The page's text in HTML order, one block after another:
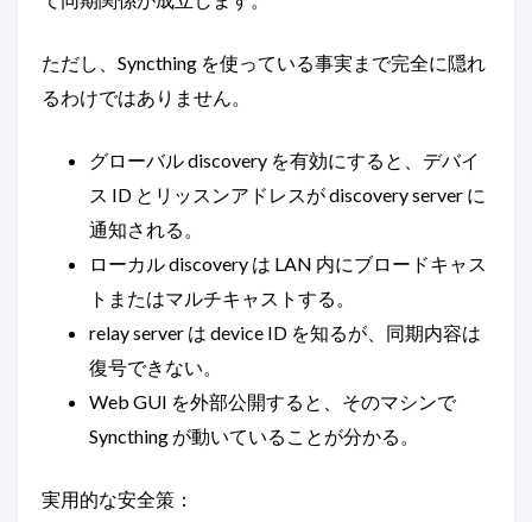
ただし、Syncthing を使っている事実まで完全に隠れ
るわけではありません。
グローバル discovery を有効にすると、デバイ
ス ID とリッスンアドレスが discovery server に
通知される。
ローカル discovery は LAN 内にブロードキャス
トまたはマルチキャストする。
relay server は device ID を知るが、同期内容は
復号できない。
Web GUI を外部公開すると、そのマシンで
Syncthing が動いていることが分かる。
実用的な安全策：